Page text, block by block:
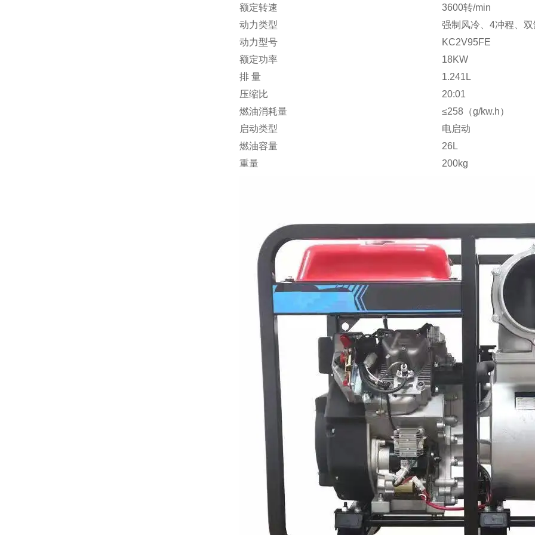
额定转速
3600转/min
动力类型
强制风冷、4冲程、双
动力型号
KC2V95FE
额定功率
18KW
排 量
1.241L
压缩比
20:01
燃油消耗量
≤258（g/kw.h）
启动类型
电启动
燃油容量
26L
重量
200kg